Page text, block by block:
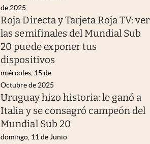
de 2025
Roja Directa y Tarjeta Roja TV: ver
las semifinales del Mundial Sub
20 puede exponer tus
dispositivos
miércoles, 15 de
Octubre de 2025
Uruguay hizo historia: le ganó a
Italia y se consagró campeón del
Mundial Sub 20
domingo, 11 de Junio